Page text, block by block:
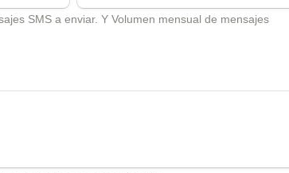
SMS a enviar. Y Volumen mensual de mensajes